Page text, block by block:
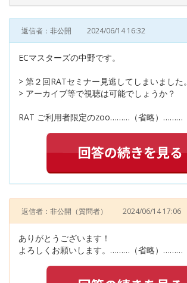
返信者：非公開 2024/06/14 16:32
ECマスターズの中野です。
> 第２回RATセミナー見逃してしまいました。
> アーカイブ等で視聴は可能でしょうか？
RAT ご利用者限定のzoo………（省略）………
返信者：非公開 （質問者） 2024/06/14 17:06
ありがとうございます！
よろしくお願いします。………（省略）………